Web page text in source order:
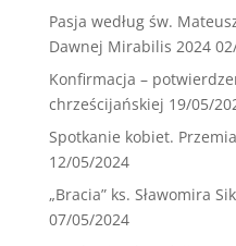
Pasja według św.
Dawnej Mirabilis 2024
Konfirmacja –
chrześcijańskiej 19/05/
Spotkanie kobiet.
12/05/2024
„Bracia” ks. Sławomira
07/05/2024